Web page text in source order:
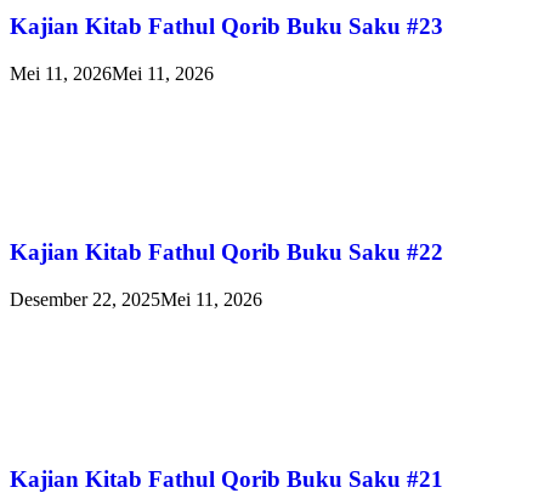
Kajian Kitab Fathul Qorib Buku Saku #23
Mei 11, 2026Mei 11, 2026
Kajian Kitab Fathul Qorib Buku Saku #22
Desember 22, 2025Mei 11, 2026
Kajian Kitab Fathul Qorib Buku Saku #21